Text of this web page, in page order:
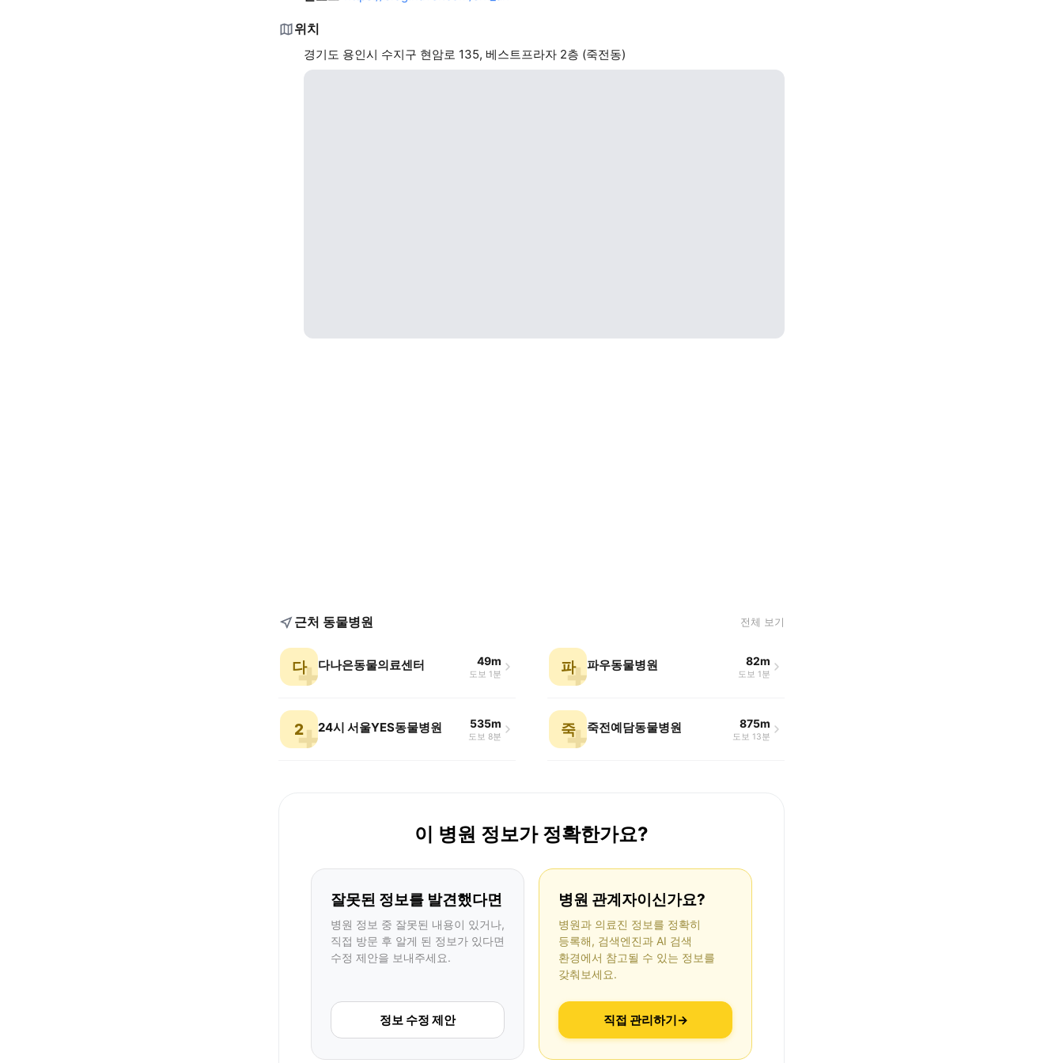
위치
경기도 용인시 수지구 현암로 135, 베스트프라자 2층 (죽전동)
근처 동물병원 전체 보기
다 다나은동물의료센터 49m
도보 1분 파 파우동물병원 82m
도보 1분
2 24시 서울YES동물병원 535m
도보 8분 죽 죽전예담동물병원 875m
도보 13분
이 병원 정보가 정확한가요?
잘못된 정보를 발견했다면
병원 정보 중 잘못된 내용이 있거나,
직접 방문 후 알게 된 정보가 있다면
수정 제안을 보내주세요.
정보 수정 제안
병원 관계자이신가요?
병원과 의료진 정보를 정확히
등록해, 검색엔진과 AI 검색
환경에서 참고될 수 있는 정보를
갖춰보세요.
직접 관리하기→